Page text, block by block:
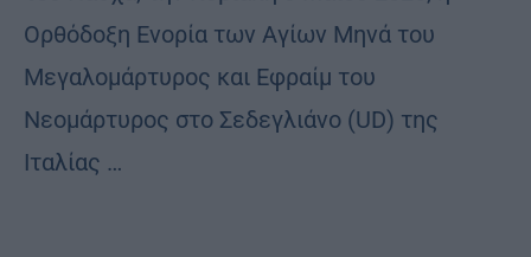
Ορθόδοξη Ενορία των Αγίων Μηνά του
Μεγαλομάρτυρος και Εφραίμ του
Νεομάρτυρος στο Σεδεγλιάνο (UD) της
Ιταλίας …